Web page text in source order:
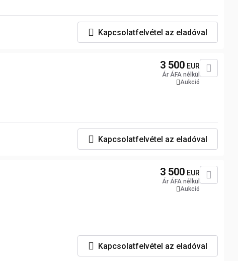
Kapcsolatfelvétel az eladóval
3 500 EUR
Ár ÁFA nélkül
Aukció
Kapcsolatfelvétel az eladóval
3 500 EUR
Ár ÁFA nélkül
Aukció
Kapcsolatfelvétel az eladóval